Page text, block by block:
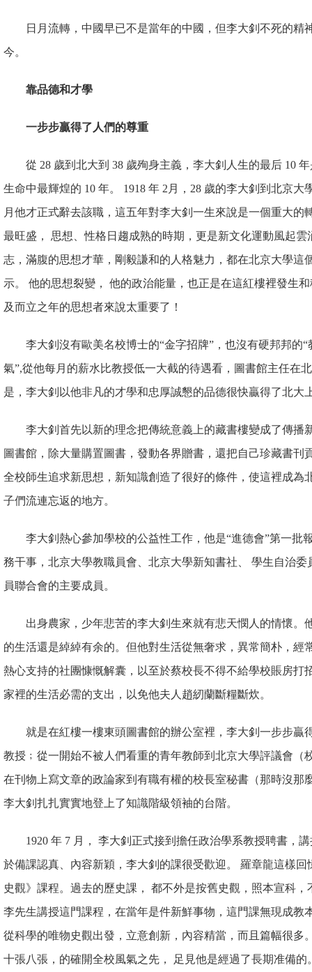
日月流轉，中國早已不是當年的中國，但李大釗不死的精
今。
靠品德和才學
一步步贏得了人們的尊重
從 28 歲到北大到 38 歲殉身主義，李大釗人生的最后 10
生命中最輝煌的 10 年。 1918 年 2 月，28 歲的李大釗到北京大
月他才正式辭去該職，這五年對李大釗一生來說是一個重大的
最旺盛， 思想、性格日趨成熟的時期，更是新文化運動風起
志，滿腹的思想才華，剛毅謙和的人格魅力，都在北京大學這
示。 他的思想裂變， 他的政治能量，也正是在這紅樓裡發生
及而立之年的思想者來說太重要了！
李大釗沒有歐美名校博士的“金字招牌”，也沒有硬邦邦的
氣”,從他每月的薪水比教授低一大截的待遇看，圖書館主任在
是，李大釗以他非凡的才學和忠厚誠懇的品德很快贏得了北大
李大釗首先以新的理念把傳統意義上的藏書樓變成了傳播
圖書館，除大量購置圖書，發動各界贈書，還把自己珍藏書刊
全校師生追求新思想，新知識創造了很好的條件，使這裡成為
子們流連忘返的地方。
李大釗熱心參加學校的公益性工作，他是“進德會”第一批
務干事，北京大學教職員會、北京大學新知書社、 學生自治
員聯合會的主要成員。
出身農家，少年悲苦的李大釗生來就有悲天憫人的情懷。
的生活還是綽綽有余的。但他對生活從無奢求，異常簡朴，經
熱心支持的社團慷慨解囊，以至於蔡校長不得不給學校賬房打
家裡的生活必需的支出，以免他夫人趙紉蘭斷糧斷炊。
就是在紅樓一樓東頭圖書館的辦公室裡，李大釗一步步贏
教授﹔從一開始不被人們看重的青年教師到北京大學評議會（
在刊物上寫文章的政論家到有職有權的校長室秘書（那時沒那
李大釗扎扎實實地登上了知識階級領袖的台 階。
1920 年 7 月， 李大釗正式接到擔任政治學系教授聘書，
於備課認真、內容新穎，李大釗的課很受歡迎。 羅章龍這樣
史觀》課程。過去的歷史課， 都不外是按舊史觀，照本宣科
李先生講授這門課程，在當年是件新鮮事物，這門課無現成教
從科學的唯物史觀出發，立意創新，內容精當，而且篇幅很多
十張八張，的確開全校風氣之先， 足見他是經過了長期准備